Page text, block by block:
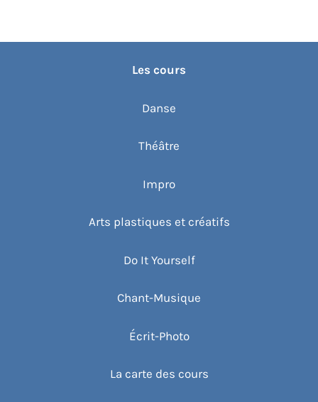
Les cours
Danse
Théâtre
Impro
Arts plastiques et créatifs
Do It Yourself
Chant-Musique
Écrit-Photo
La carte des cours